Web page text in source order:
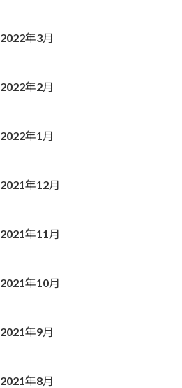
2022年3月
2022年2月
2022年1月
2021年12月
2021年11月
2021年10月
2021年9月
2021年8月